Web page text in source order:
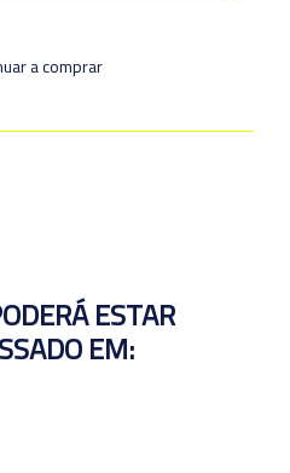
a comprar
ESTAR
EM: